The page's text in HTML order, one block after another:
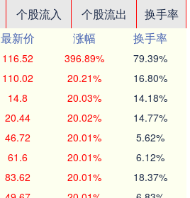
个股流入 个股流出
换手率
最新价 涨幅
换手率
116.52 396.89% 79.39%
110.02 20.21% 16.80%
14.8 20.03% 14.18%
20.44 20.02% 14.77%
46.72 20.01% 5.62%
61.6 20.01% 6.12%
83.62 20.01% 18.37%